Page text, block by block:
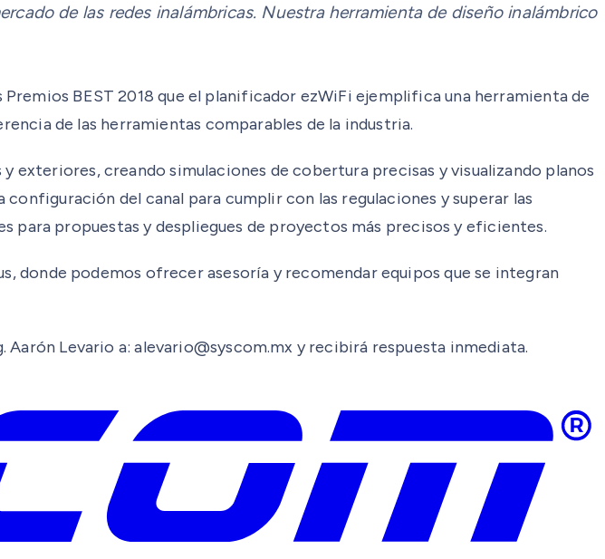
de las redes inalámbricas. Nuestra herramienta de diseño inalámbrico
BEST 2018 que el planificador ezWiFi ejemplifica una herramienta de
de las herramientas comparables de la industria.
creando simulaciones de cobertura precisas y visualizando planos
del canal para cumplir con las regulaciones y superar las
propuestas y despliegues de proyectos más precisos y eficientes.
donde podemos ofrecer asesoría y recomendar equipos que se integran
Levario a: alevario@syscom.mx y recibirá respuesta inmediata.